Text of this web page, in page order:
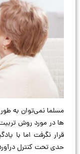
مسلما نمی‌توان به
ها در مورد روش
قرار نگرفت اما با
حدی تحت کنترل